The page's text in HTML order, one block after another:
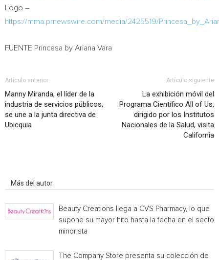
Logo –
https://mma.prnewswire.com/media/2425519/
FUENTE Princesa by Ariana Vara
Artículo anterior
Manny Miranda, el líder de la
industria de servicios públicos,
se une a la junta directiva de
Ubicquia
Artículo siguiente
La exhibición móvil del
Programa Científico All of Us,
dirigido por los Institutos
Nacionales de la Salud, visita
California
Más del autor
Beauty Creations llega a CVS Pharmacy, lo que
supone su mayor hito hasta la fecha en el sector
minorista
The Company Store presenta su colección de